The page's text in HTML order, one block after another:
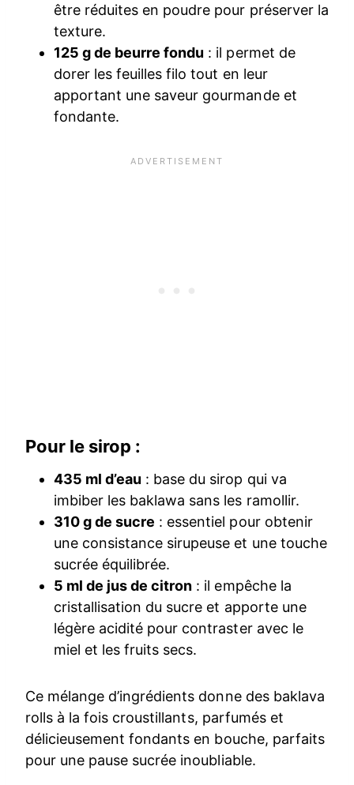
être réduites en poudre pour préserver la
texture.
125 g de beurre fondu : il permet de
dorer les feuilles filo tout en leur
apportant une saveur gourmande et
fondante.
Pour le sirop :
435 ml d’eau : base du sirop qui va
imbiber les baklawa sans les ramollir.
310 g de sucre : essentiel pour obtenir
une consistance sirupeuse et une touche
sucrée équilibrée.
5 ml de jus de citron : il empêche la
cristallisation du sucre et apporte une
légère acidité pour contraster avec le
miel et les fruits secs.
Ce mélange d’ingrédients donne des baklava
rolls à la fois croustillants, parfumés et
délicieusement fondants en bouche, parfaits
pour une pause sucrée inoubliable.